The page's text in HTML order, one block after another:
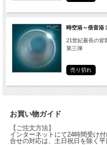
時空浴～倍音浴
21世紀最長の皆
第三弾
売り切れ
お買い物ガイド
【ご注文方法】
インターネットにて24時間受け
合せの対応は、土日祝日を除く平